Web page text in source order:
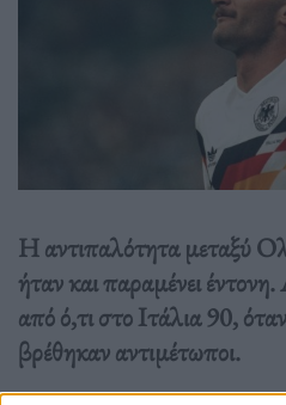
Η αντιπαλότητα μεταξύ
ήταν και παραμένει
από ό,τι στο Ιτάλια 90,
βρέθηκαν αντιμέτωποι.